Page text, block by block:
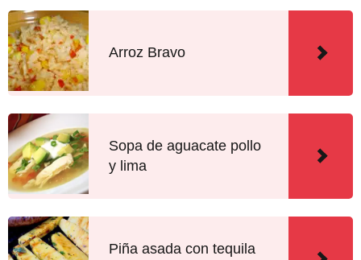
Arroz Bravo
Sopa de aguacate pollo
y lima
Piña asada con tequila